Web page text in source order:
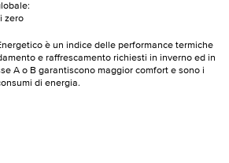
zero
è un indice delle performance termiche
e raffrescamento richiesti in inverno ed in
A o B garantiscono maggior comfort e sono i
di energia.